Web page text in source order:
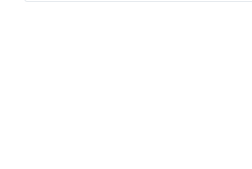
de eerste controle conform zijn.